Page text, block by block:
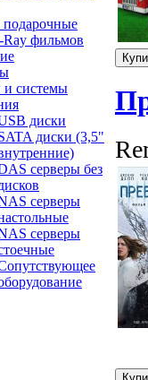
Ray фильмов
и системы
диски
диски (3,5"
серверы без
серверы
серверы